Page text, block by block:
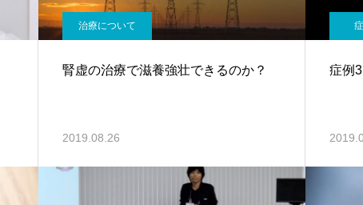
治療について
腎虚の治療で滋養強壮できるのか？
2019.08.26
症例